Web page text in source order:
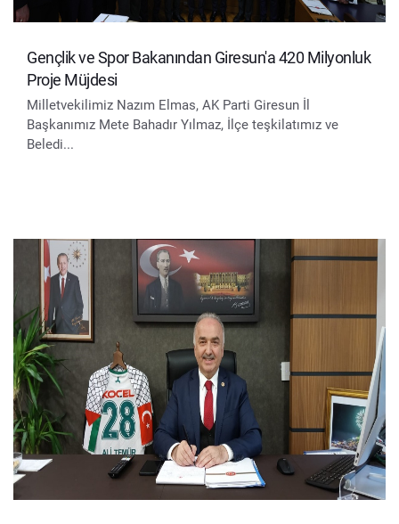
Gençlik ve Spor Bakanından Giresun'a 420 Milyonluk
Proje Müjdesi
Milletvekilimiz Nazım Elmas, AK Parti Giresun İl
Başkanımız Mete Bahadır Yılmaz, İlçe teşkilatımız ve
Beledi...